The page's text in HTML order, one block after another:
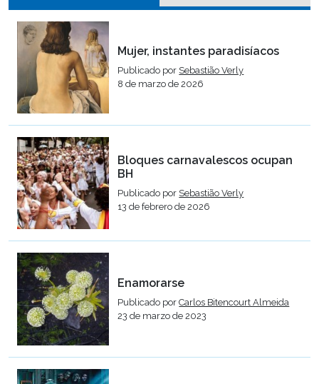
Mujer, instantes paradisíacos
Publicado por Sebastião Verly
8 de marzo de 2026
Bloques carnavalescos ocupan
BH
Publicado por Sebastião Verly
13 de febrero de 2026
Enamorarse
Publicado porCarlos Bitencourt Almeida
23 de marzo de 2023